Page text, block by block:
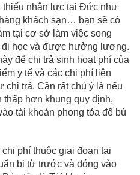
thiếu nhân lực tại Đức như
khách sạn… bạn sẽ có
tại cơ sở làm việc song
học và được hưởng lương.
để chi trả sinh hoạt phí của
y tế và các chi phí liên
chi trả. Cần rất chú ý là nếu
hơn khung quy định,
tài khoản phong tỏa để bù
phí thuộc giai đoạn tại
bị từ trước và đóng vào